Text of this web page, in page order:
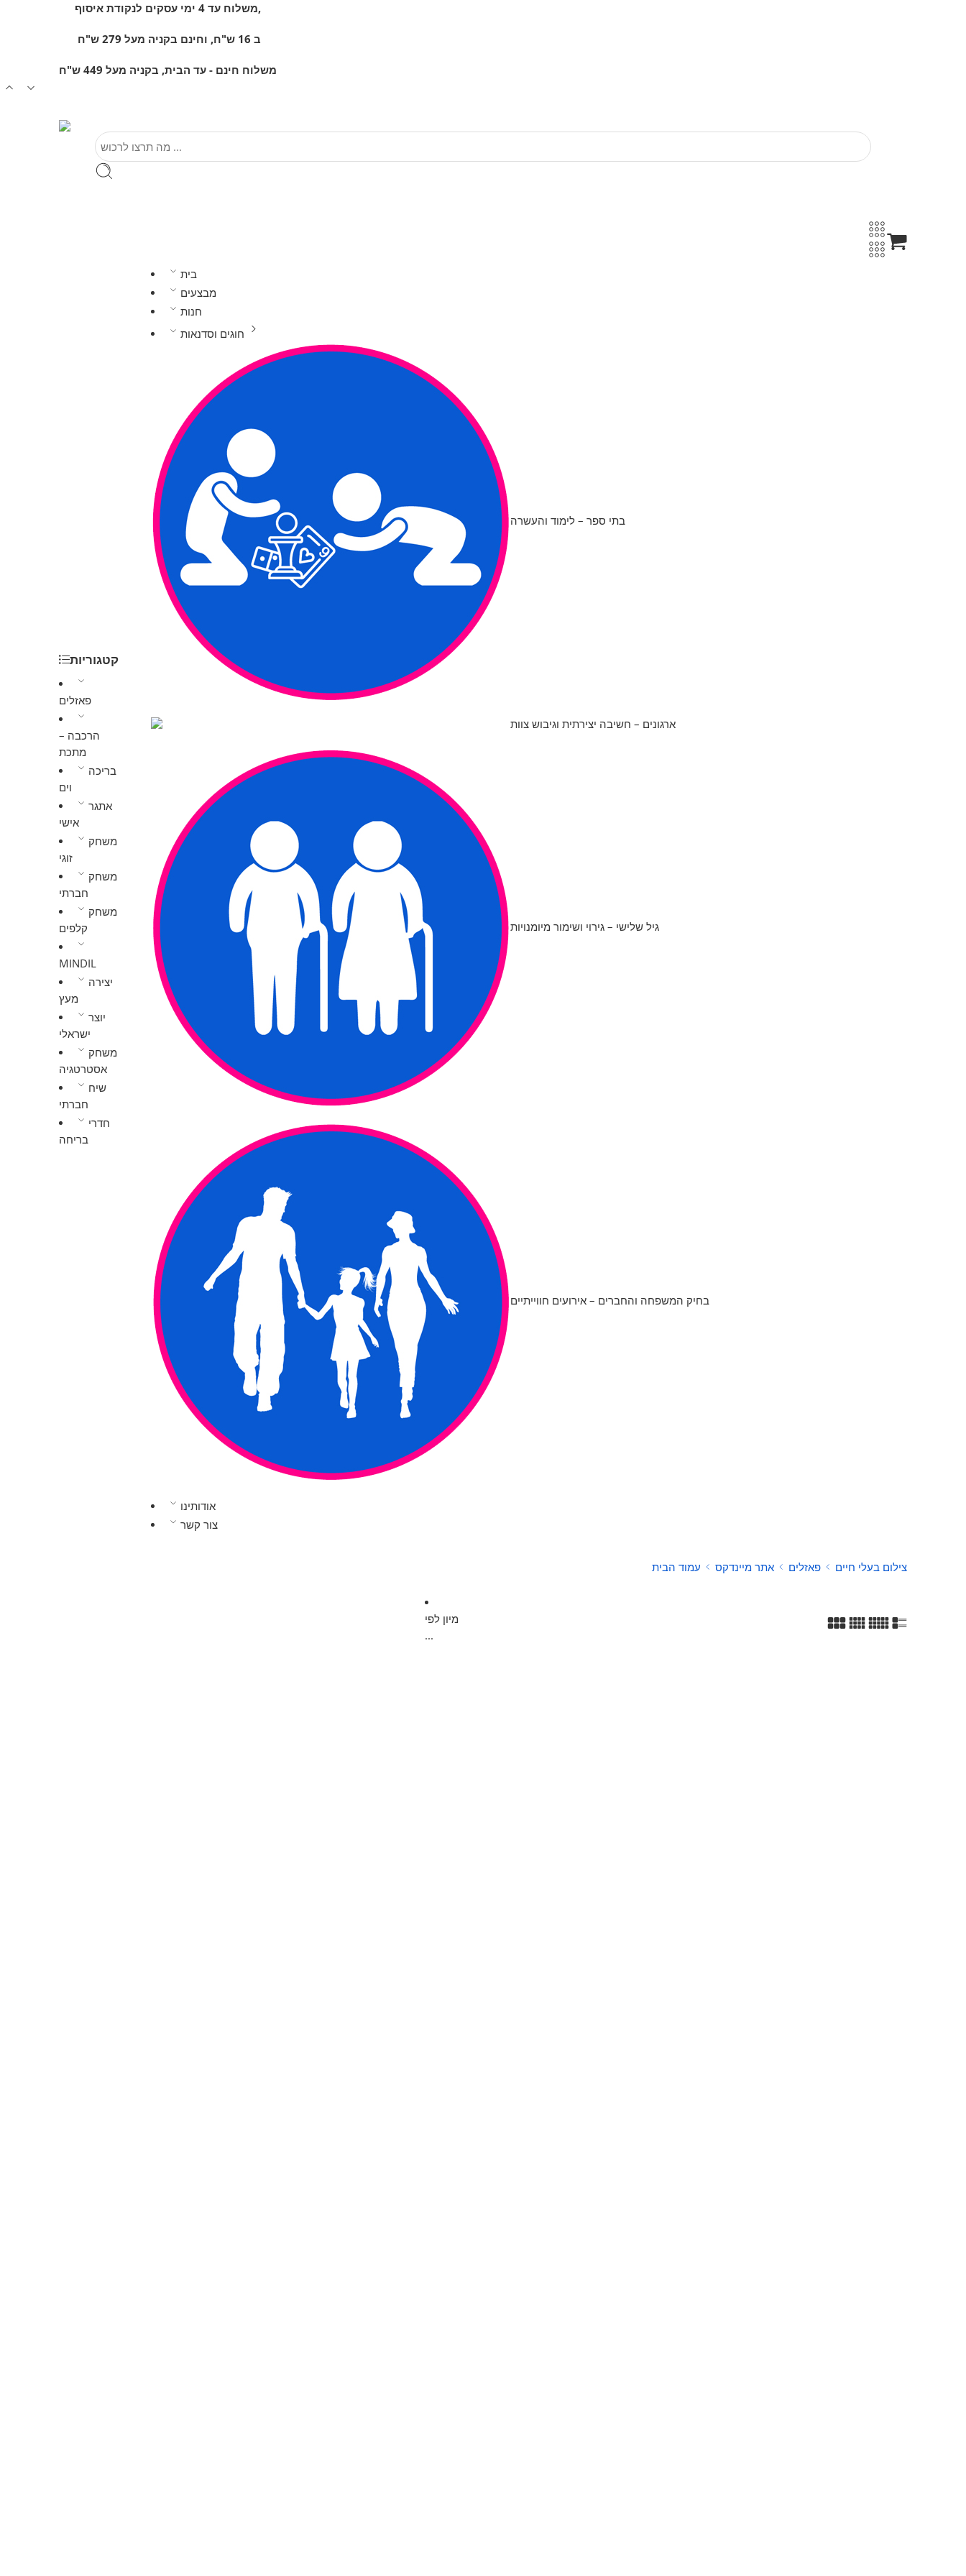
משלוח עד 4 ימי עסקים לנקודת איסוף,
ב 16 ש"ח, וחינם בקניה מעל 279 ש"ח
משלוח חינם - עד הבית, בקניה מעל 449 ש"ח
קטגוריות
פאזלים
הרכבה –
מתכת
בריכה
וים
אתגר
אישי
משחק
זוגי
משחק
חברתי
משחק
קלפים
MINDIL
יצירה
מעץ
יוצר
ישראלי
משחק
אסטרטגיה
שיח
חברתי
חדרי
בריחה
בית
מבצעים
חנות
חוגים וסדנאות
בתי ספר – לימוד והעשרה
ארגונים – חשיבה יצירתית וגיבוש צוות
גיל שלישי – גירוי ושימור מיומנויות
בחיק המשפחה והחברים – אירועים חווייתיים
אודותינו
צור קשר
עמוד הבית אתר מיינדקס פאזלים צילום בעלי חיים
מיון לפי
...